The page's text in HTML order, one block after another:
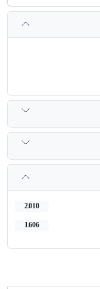
2,010
1,606